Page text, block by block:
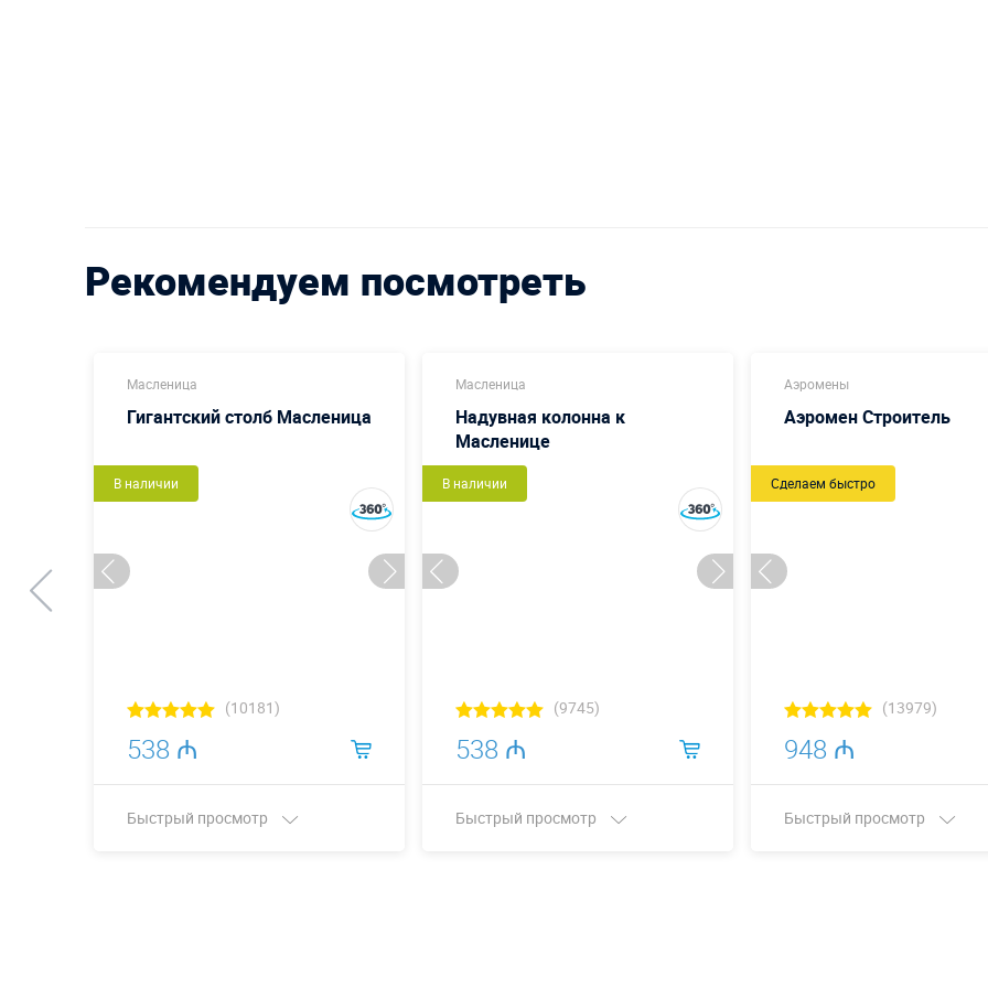
Рекомендуем посмотреть
Масленица
Гигантский столб Масленица
В наличии
(10181)
538 ₼
Быстрый просмотр
Масленица
Надувная колонна к
Масленице
В наличии
(9745)
538 ₼
Быстрый просмотр
Аэромены
Аэромен Строитель
Сделаем быстро
(13979)
948 ₼
Быстрый просмотр